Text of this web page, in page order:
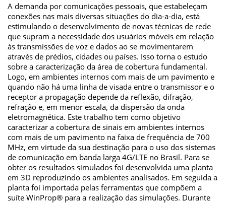
A demanda por comunicações pessoais, que estabeleçam
conexões nas mais diversas situações do dia-a-dia, está
estimulando o desenvolvimento de novas técnicas de rede
que supram a necessidade dos usuários móveis em relação
às transmissões de voz e dados ao se movimentarem
através de prédios, cidades ou países. Isso torna o estudo
sobre a caracterização da área de cobertura fundamental.
Logo, em ambientes internos com mais de um pavimento e
quando não há uma linha de visada entre o transmissor e o
receptor a propagação depende da reflexão, difração,
refração e, em menor escala, da dispersão da onda
eletromagnética. Este trabalho tem como objetivo
caracterizar a cobertura de sinais em ambientes internos
com mais de um pavimento na faixa de frequência de 700
MHz, em virtude da sua destinação para o uso dos sistemas
de comunicação em banda larga 4G/LTE no Brasil. Para se
obter os resultados simulados foi desenvolvida uma planta
em 3D reproduzindo os ambientes analisados. Em seguida a
planta foi importada pelas ferramentas que compõem a
suíte WinProp® para a realização das simulações. Durante